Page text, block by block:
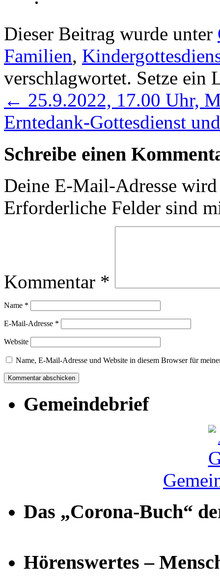
Dieser Beitrag wurde unter
Familien,
verschlagwortet. Setze ein
← 25.9.2022, 17.00 Uhr,
Erntedank-Gottesdienst
Schreibe einen
Deine E-Mail-Adresse
Erforderliche Felder sind
Kommentar *
Name *
E-Mail-Adresse *
Website
Name, E-Mail-Adresse und Website in diesem Browser für
Gemeindebrief
Das „Corona-Buch“
Hörenswertes –